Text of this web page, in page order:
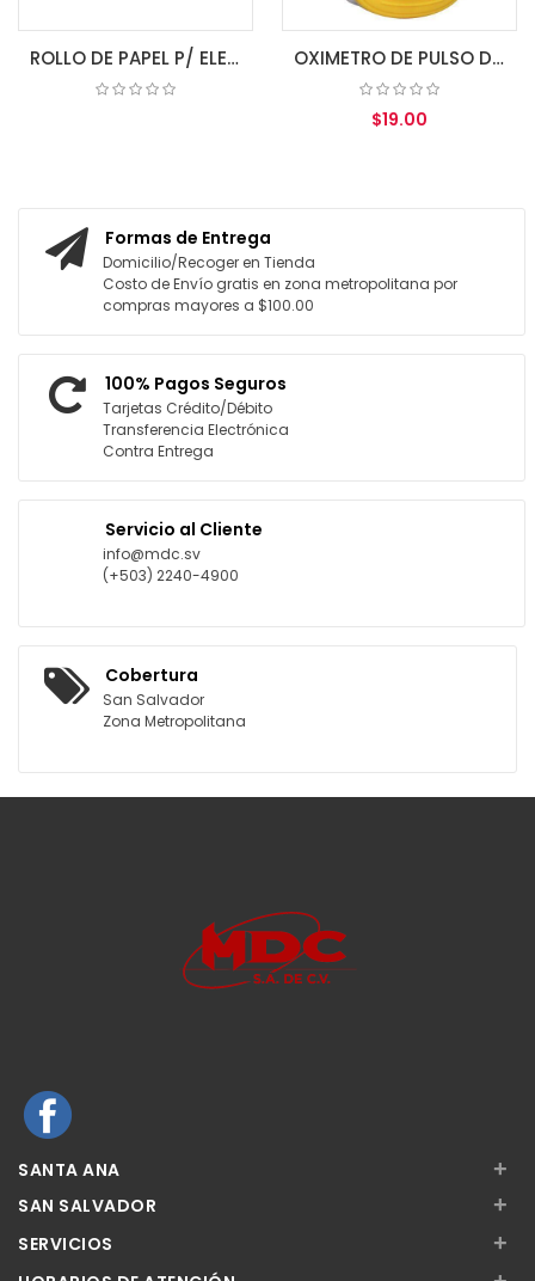
ROLLO DE PAPEL P/ ELECTROCARDIOGRAFO 80MM X 20MM 3 CH OXIMETRO DE PULSO DE DEDO A3 IPX1 ZONDAN
$19.00
Formas de Entrega
Domicilio/Recoger en Tienda
Costo de Envío gratis en zona metropolitana por
compras mayores a $100.00
100% Pagos Seguros
Tarjetas Crédito/Débito
Transferencia Electrónica
Contra Entrega
Servicio al Cliente
info@mdc.sv
(+503) 2240-4900
Cobertura
San Salvador
Zona Metropolitana
SANTA ANA +
SAN SALVADOR +
SERVICIOS +